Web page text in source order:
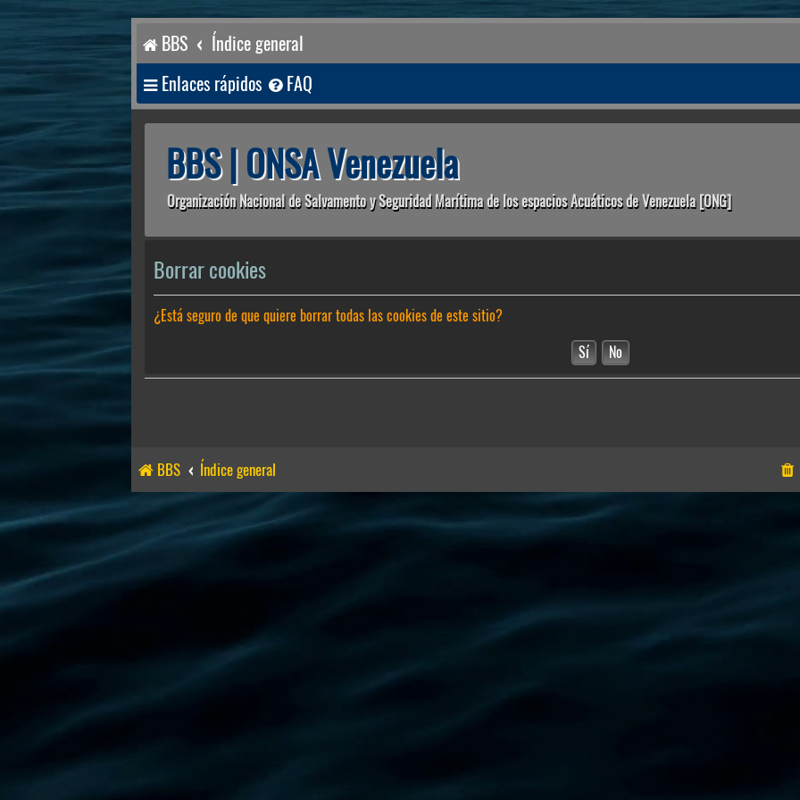
BBS Índice general
Enlaces rápidos FAQ
BBS | ONSA Venezuela
Organización Nacional de Salvamento y Seguridad Marítima de los espacios Acuáticos de Venezuela [ONG]
Borrar cookies
¿Está seguro de que quiere borrar todas las cookies de este sitio?
BBS Índice general